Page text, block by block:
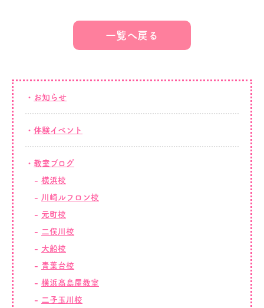
一覧へ戻る
お知らせ
体験イベント
教室ブログ
横浜校
川崎ルフロン校
元町校
二俣川校
大船校
青葉台校
横浜髙島屋教室
二子玉川校